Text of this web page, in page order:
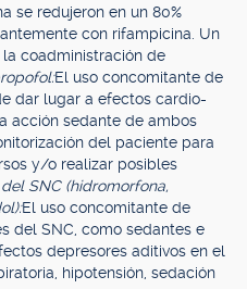
se redujeron en un 80%
con rifampicina. Un
coadministración de
El uso concomitante de
dar lugar a efectos cardio-
acción sedante de ambos
del paciente para
y/o realizar posibles
SNC (hidromorfona,
El uso concomitante de
del SNC, como sedantes e
depresores aditivos en el
hipotensión, sedación